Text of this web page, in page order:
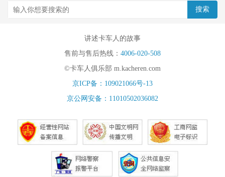
讲述卡车人的故事
售前与售后热线： 4006-020-508
©卡车人俱乐部 m.kacheren.com
京ICP备：109021066号-13
京公网安备：11010502036082